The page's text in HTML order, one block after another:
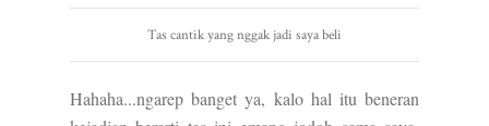
Tas cantik yang nggak jadi saya beli
Hahaha...ngarep banget ya, kalo hal itu beneran